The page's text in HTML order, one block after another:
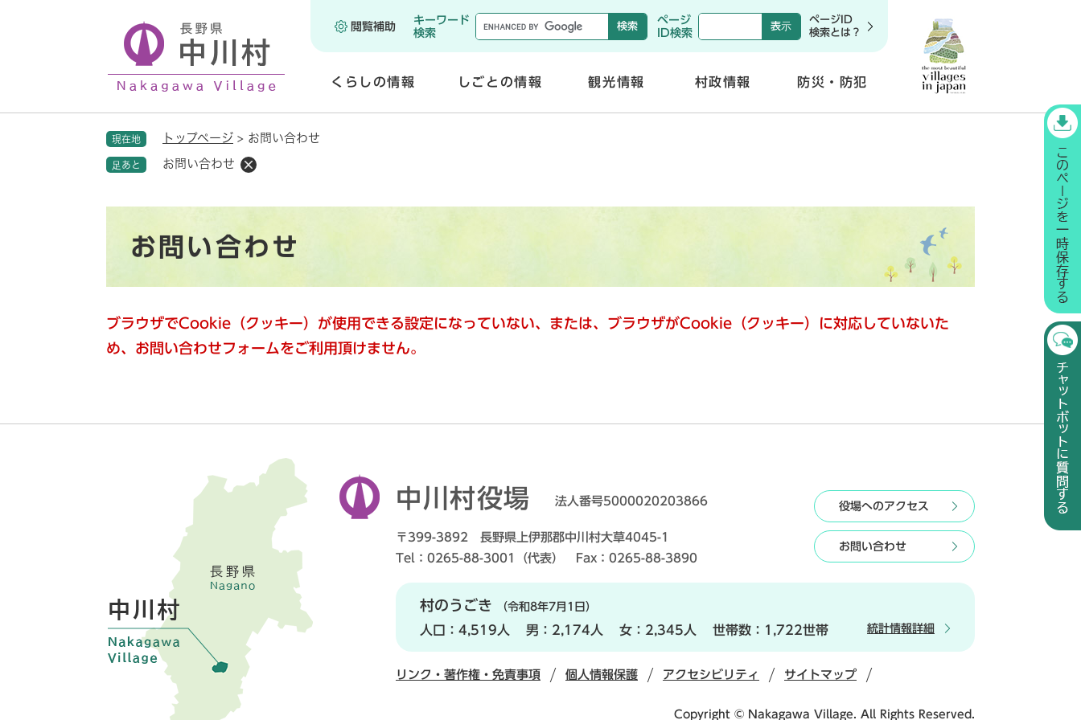
メニューを飛ばして本文へ
閲覧補助
キーワード
検索
ページ
ID検索
ページID
検索とは？
くらしの情報
く
しごとの情報 観光情報 村政情報 防災・防犯
現在地 トップページ > お問い合わせ
足あと お問い合わせ
お問い合わせ
ブラウザでCookie（クッキー）が使用できる設定になっていない、または、ブラウザがCookie（クッキー）に対応していないた
め、お問い合わせフォームをご利用頂けません。
中川村役場 法人番号5000020203866
〒399-3892 長野県上伊那郡中川村大草4045-1
Tel：0265-88-3001（代表） Fax：0265-88-3890
役場へのアクセス
お問い合わせ
村のうごき （令和8年7月1日）
人口： 4,519人 男： 2,174人 女： 2,345人 世帯数： 1,722世帯 統計情報詳細
リンク・著作権・免責事項 個人情報保護 アクセシビリティ サイトマップ
Copyright © Nakagawa Village. All Rights Reserved.